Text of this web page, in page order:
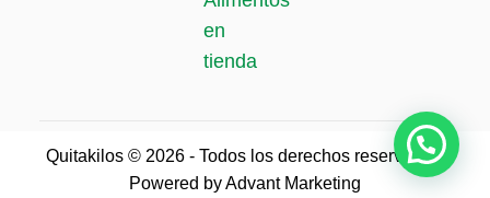
en
tienda
Quitakilos © 2026- Todos los derechos reservados.
Powered byAdvant Marketing